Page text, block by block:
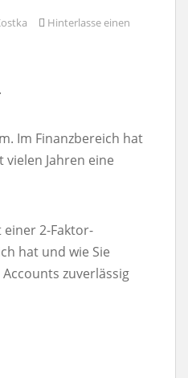
Hinterlasse einen
Im Finanzbereich hat
Jahren eine
einer 2-Faktor-
hat und wie Sie
zuverlässig